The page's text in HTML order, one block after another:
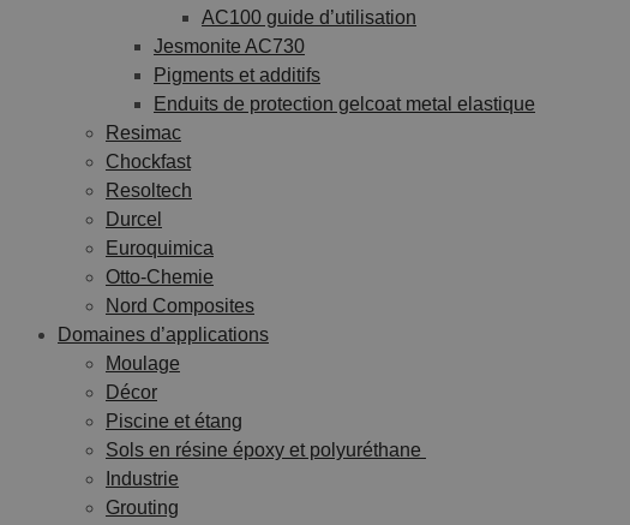
AC100 guide d’utilisation
Jesmonite AC730
Pigments et additifs
Enduits de protection gelcoat metal elastique
Resimac
Chockfast
Resoltech
Durcel
Euroquimica
Otto-Chemie
Nord Composites
Domaines d’applications
Moulage
Décor
Piscine et étang
Sols en résine époxy et polyuréthane
Industrie
Grouting